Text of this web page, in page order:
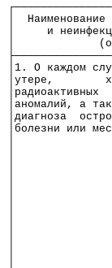
│
│     и
│
│1. О каждом
│утере,
│аномалий, а
│диагноза
│болезни или
│
│
│
│
│
│
│
│
│
│